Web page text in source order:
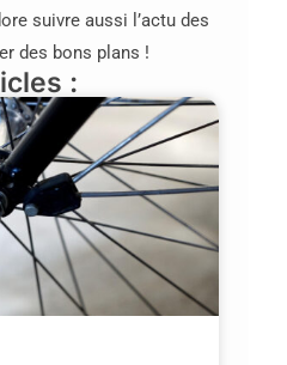
suivre aussi l’actu des
des bons plans !
: